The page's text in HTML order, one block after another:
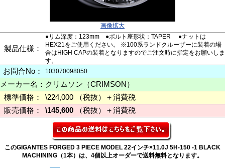
画像拡大
製品仕様：
●リム深度：123mm ●ボルト座形状：TAPER ●ナットは
HEX21をご使用ください。 ※100系ランドクルーザーに装着の場
合はHIGH CAPの装着となりますのでご注文時に指定をお願いしま
す。
お問合No： 103070098050
メーカー名： クリムソン（CRIMSON）
標準価格：
\224,000 （税抜）＋消費税
販売価格：
\145,600 （税抜）＋消費税
このGIGANTES FORGED 3 PIECE MODEL 22インチ×11.0J 5H-150 -1 BLACK
MACHINING（1本）は、4個以上オーダーで送料無料となります。